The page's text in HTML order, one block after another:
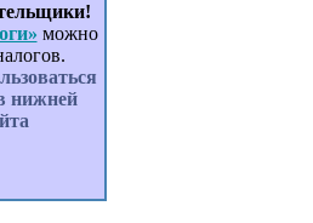
можно
нижней